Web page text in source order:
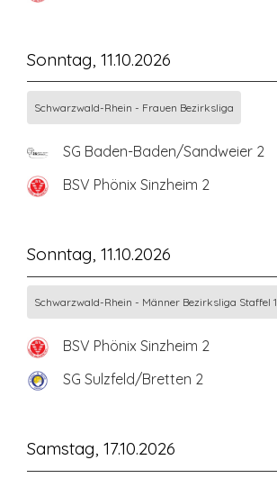
Sonntag, 11.10.2026
Schwarzwald-Rhein - Frauen Bezirksliga
SG Baden-Baden/Sandweier 2
BSV Phönix Sinzheim 2
Sonntag, 11.10.2026
Schwarzwald-Rhein - Männer Bezirksliga Staffel 1
BSV Phönix Sinzheim 2
SG Sulzfeld/Bretten 2
Samstag, 17.10.2026